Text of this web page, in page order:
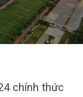
chính thức